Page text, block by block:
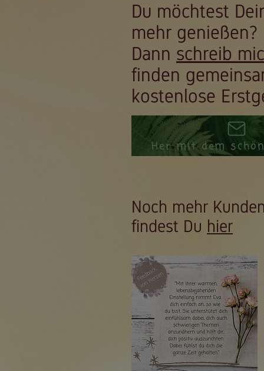
Du möchtest
mehr genießen?
Dann schreib
finden
kostenlose
Her mit dem
Noch mehr
findest Du hier